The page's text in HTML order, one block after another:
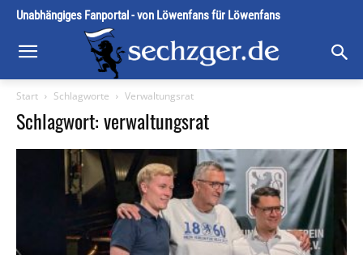
Unabhängiges Fanportal - von Löwenfans für Löwenfans
Start Schlagworte Verwaltungsrat
Schlagwort: verwaltungsrat